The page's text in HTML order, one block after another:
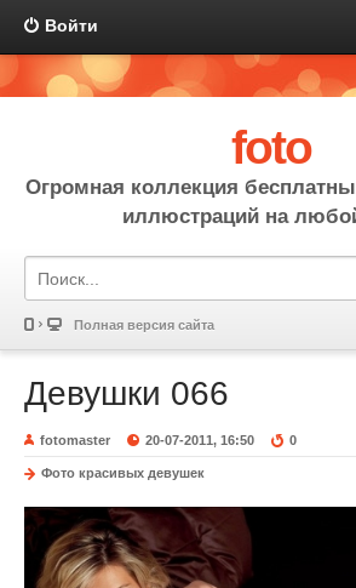
Войти
foto
Огромная коллекция
иллюстраций на
Полная версия сайта
Девушки 066
fotomaster 20-07-2011, 16:50 0
Фото красивых девушек